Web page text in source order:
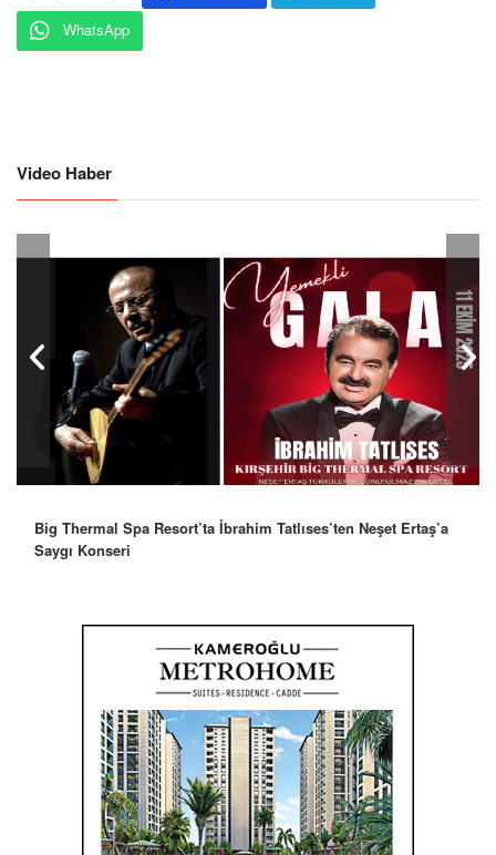
WhatsApp
Video Haber
Robbie Williams’tan İstanbul’a Mesaj: “Unutulmaz Bir Gece
Olacak”